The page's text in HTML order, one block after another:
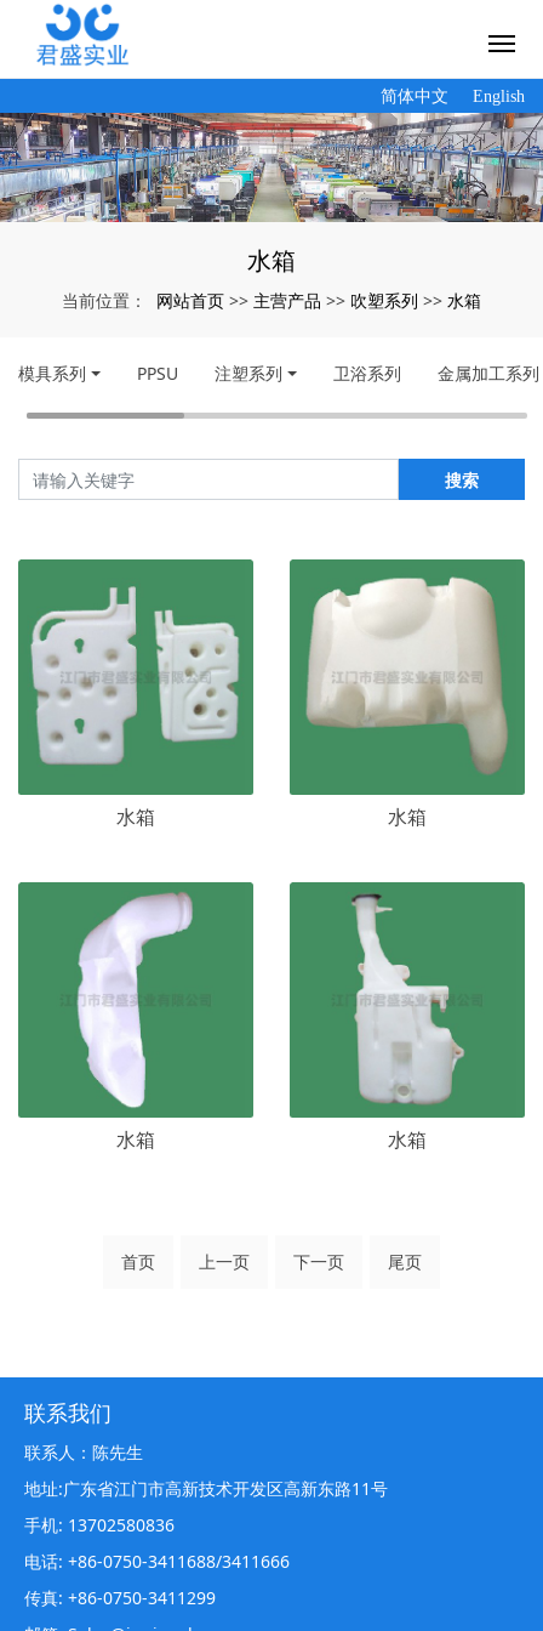
简体中文 English
水箱
当前位置： 网站首页 >> 主营产品 >> 吹塑系列 >> 水箱
模具系列 PPSU 注塑系列 卫浴系列 金属加工系列
搜索
水箱 水箱
水箱 水箱
首页 上一页 下一页 尾页
联系我们
联系人：陈先生
地址:广东省江门市高新技术开发区高新东路11号
手机: 13702580836
电话: +86-0750-3411688/3411666
传真: +86-0750-3411299